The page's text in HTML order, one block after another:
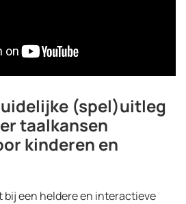
(spel)uitleg
taalkansen
kinderen en
een heldere en interactieve